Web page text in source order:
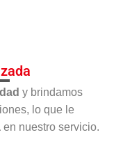
y brindamos
lo que le
en nuestro servicio.